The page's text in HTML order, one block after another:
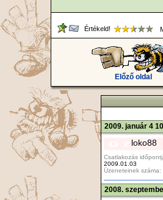
Értékeld!
Előző oldal
2009. január 4
loko88
Csatlakozás
2009.01.03
Üzeneteinek száma:
2008.